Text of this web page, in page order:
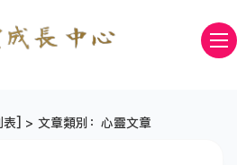
] > 文章類別：心靈文章